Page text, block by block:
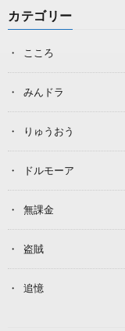
カテゴリー
こころ
みんドラ
りゅうおう
ドルモーア
無課金
盗賊
追憶